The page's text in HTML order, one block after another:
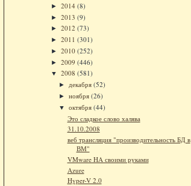
► 2014 (8)
► 2013 (9)
► 2012 (73)
► 2011 (301)
► 2010 (252)
► 2009 (446)
▼ 2008 (581)
► декабря (52)
► ноября (26)
▼ октября (44)
Это сладкое слово халява
31.10.2008
веб трансляция "производительность БД в
ВМ"
VMware HA своими руками
Azure
Hyper-V 2.0